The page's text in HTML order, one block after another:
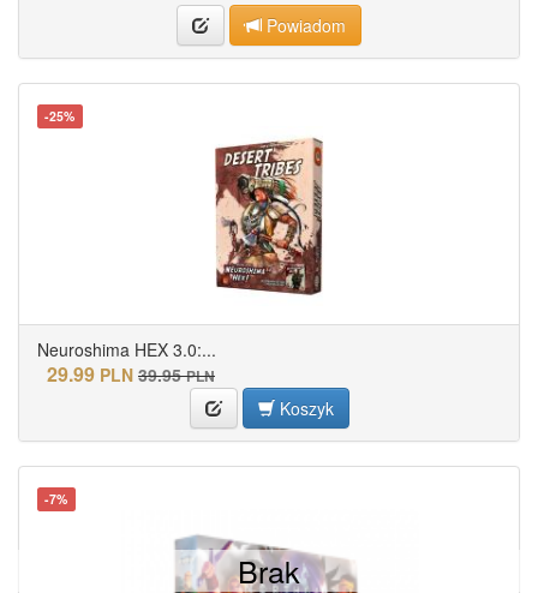
Powiadom
-25%
Neuroshima HEX 3.0:...
29.99 PLN 39.95 PLN
Koszyk
-7%
Brak